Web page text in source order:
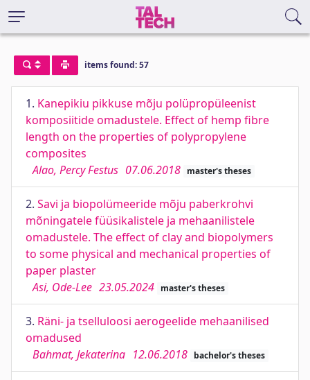
items found: 57
1. Kanepikiu pikkuse mõju polüpropüleenist
komposiitide omadustele. Effect of hemp fibre
length on the properties of polypropylene
composites
Alao, Percy Festus 07.06.2018 master's theses
2. Savi ja biopolümeeride mõju paberkrohvi
mõningatele füüsikalistele ja mehaanilistele
omadustele. The effect of clay and biopolymers
to some physical and mechanical properties of
paper plaster
Asi, Ode-Lee 23.05.2024 master's theses
3. Räni- ja tselluloosi aerogeelide mehaanilised
omadused
Bahmat, Jekaterina 12.06.2018 bachelor's theses